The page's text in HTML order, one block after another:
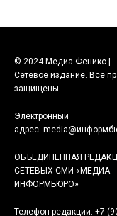
© 2024 Медиа Феникс |
Сетевое издание. Все
защищены.
Электронный
адрес:
ОБЪЕДИНЕННАЯ
СЕТЕВЫХ СМИ «МЕДИА
ИНФОРМБЮРО»
Телефон редакции: +7